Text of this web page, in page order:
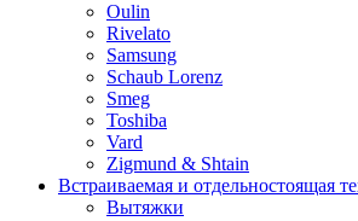
Oulin
Rivelato
Samsung
Schaub Lorenz
Smeg
Toshiba
Vard
Zigmund & Shtain
Встраиваемая и отдельностоящая
Вытяжки